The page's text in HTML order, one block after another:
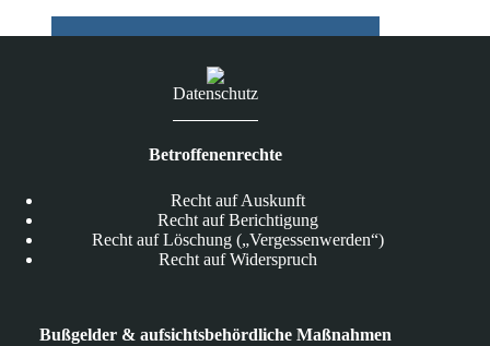
Datenschutz
Betroffenenrechte
Recht auf Auskunft
Recht auf Berichtigung
Recht auf Löschung („Vergessenwerden“)
Recht auf Widerspruch
Bußgelder & aufsichtsbehördliche Maßnahmen